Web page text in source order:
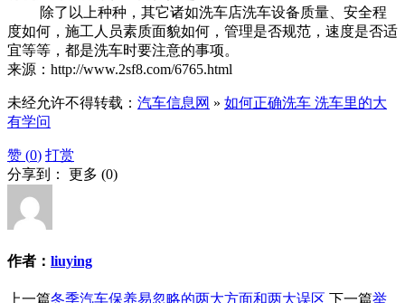
除了以上种种，其它诸如洗车店洗车设备质量、安全程
度如何，施工人员素质面貌如何，管理是否规范，速度是否适
宜等等，都是洗车时要注意的事项。
来源：http://www.2sf8.com/6765.html
未经允许不得转载： 汽车信息网 » 如何正确洗车 洗车里的大
有学问
赞 (0) 打赏
分享到： 更多 (0)
作者： liuying
上一篇冬季汽车保养易忽略的两大方面和两大误区 下一篇举